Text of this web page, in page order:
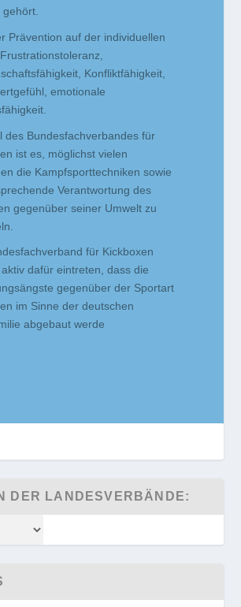
Prävention auf der individuellen
Konfliktfähigkeit,
emotionale
des Bundesfachverbandes für
ist es, möglichst vielen
die Kampfsporttechniken sowie
Verantwortung des
gegenüber seiner Umwelt zu
für Kickboxen
dafür eintreten, dass die
gegenüber der Sportart
im Sinne der deutschen
abgebaut werde
DER LANDESVERBÄNDE: